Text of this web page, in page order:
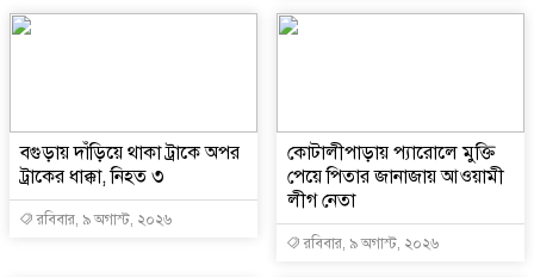
বগুড়ায় দাঁড়িয়ে থাকা ট্রাকে অপর
ট্রাকের ধাক্কা, নিহত ৩
রবিবার, ৯ অগাস্ট, ২০২৬
কোটালীপাড়ায় প্যারোলে মুক্তি
পেয়ে পিতার জানাজায় আওয়ামী
লীগ নেতা
রবিবার, ৯ অগাস্ট, ২০২৬